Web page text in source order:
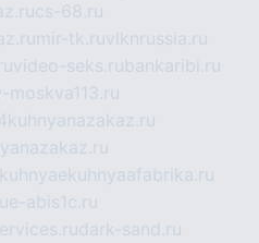
cs-68.ru
mir-tk.ruvlknrussia.ru
video-seks.rubankaribi.ru
kuhnyaekuhnyaafabrika.ru
e-abis1c.ru
dark-sand.ru